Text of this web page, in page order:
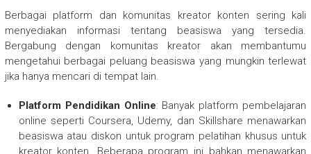
Berbagai platform dan komunitas kreator konten sering kali
menyediakan informasi tentang beasiswa yang tersedia.
Bergabung dengan komunitas kreator akan membantumu
mengetahui berbagai peluang beasiswa yang mungkin terlewat
jika hanya mencari di tempat lain.
Platform Pendidikan Online: Banyak platform pembelajaran
online seperti Coursera, Udemy, dan Skillshare menawarkan
beasiswa atau diskon untuk program pelatihan khusus untuk
kreator konten. Beberapa program ini bahkan menawarkan